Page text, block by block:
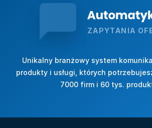
ZAPYTANIA
Unikalny branżowy system
produkty i usługi, których
7000 firm i 60 tys.